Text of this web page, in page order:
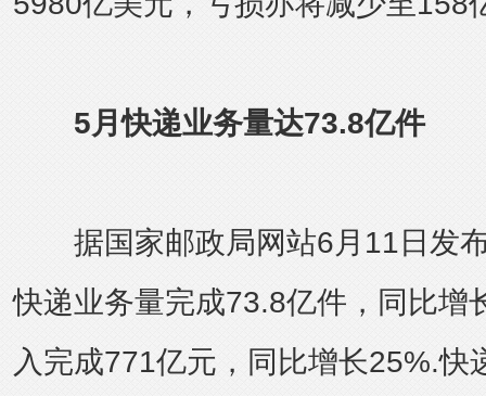
5月快递业务量达73.8亿件
据国家邮政局网站6月11日发
快递业务量完成73.8亿件，同比增
入完成771亿元，同比增长25%.快